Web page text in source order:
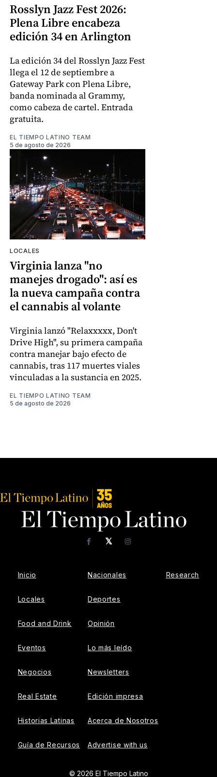
Rosslyn Jazz Fest 2026:
Plena Libre encabeza
edición 34 en Arlington
La edición 34 del Rosslyn Jazz Fest
llega el 12 de septiembre a
Gateway Park con Plena Libre,
banda nominada al Grammy,
como cabeza de cartel. Entrada
gratuita.
EL TIEMPO LATINO TEAM
5 de agosto de 2026
LOCALES
Virginia lanza "no
manejes drogado": así es
la nueva campaña contra
el cannabis al volante
Virginia lanzó "Relaxxxxx, Don't
Drive High", su primera campaña
contra manejar bajo efecto de
cannabis, tras 117 muertes viales
vinculadas a la sustancia en 2025.
EL TIEMPO LATINO TEAM
5 de agosto de 2026
𝕏
FacebookInstagram
Inicio
Locales
Food and Drink
Eventos
Negocios
Real Estate
Historias Latinas
Guía de Recursos
Nacionales
Deportes
Opinión
Lo más leído
Newsletters
Edición impresa
Acerca de Nosotros
Advertise with us
Research
© 2026 El Tiempo Latino